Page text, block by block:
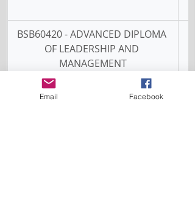
BSB60420 - ADVANCED DIPLOMA
OF LEADERSHIP AND
MANAGEMENT
BSB80120 – GRADUATE DIPLOMA
Email Facebook